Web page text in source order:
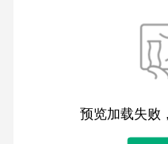
预览加载失败